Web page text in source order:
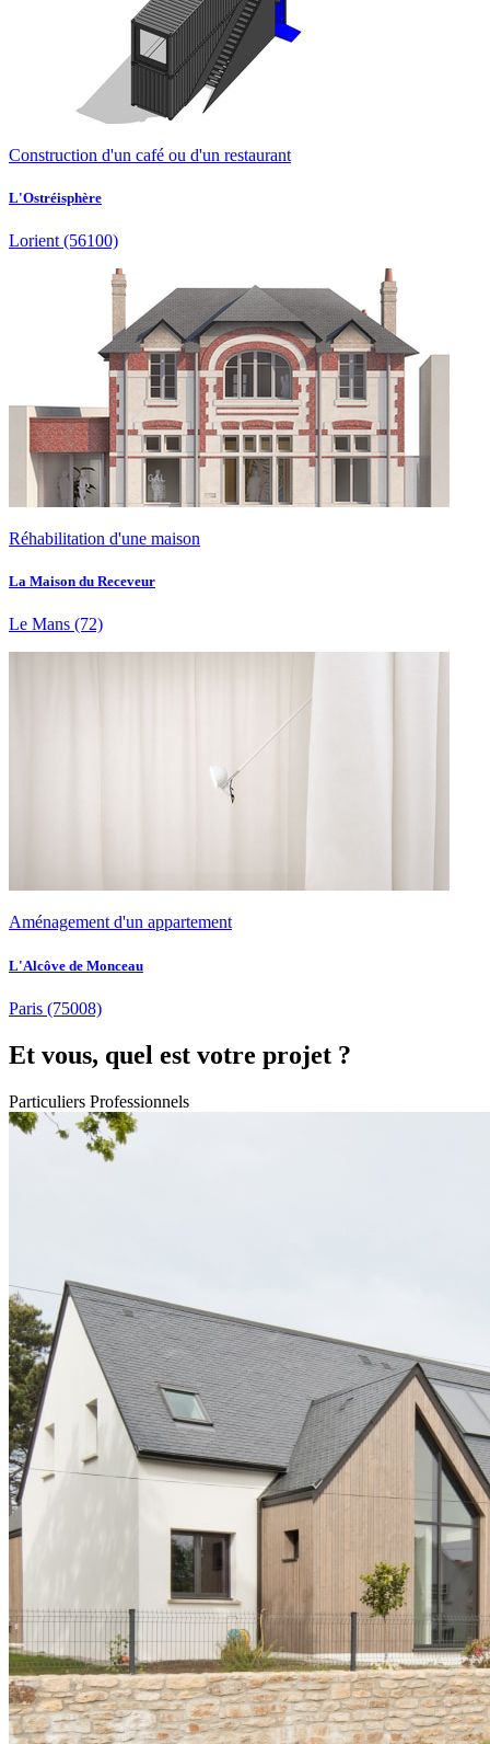
Construction d'un café ou d'un restaurant
L'Ostréisphère
Lorient (56100)
Réhabilitation d'une maison
La Maison du Receveur
Le Mans (72)
Aménagement d'un appartement
L'Alcôve de Monceau
Paris (75008)
Et vous, quel est votre projet ?
Particuliers Professionnels